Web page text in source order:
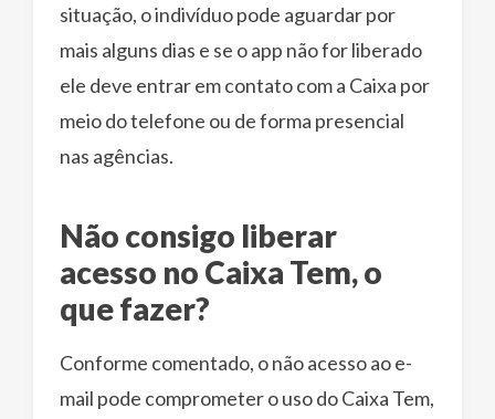
situação, o indivíduo pode aguardar por
mais alguns dias e se o app não for liberado
ele deve entrar em contato com a Caixa por
meio do telefone ou de forma presencial
nas agências.
Não consigo liberar
acesso no Caixa Tem, o
que fazer?
Conforme comentado, o não acesso ao e-
mail pode comprometer o uso do Caixa Tem,